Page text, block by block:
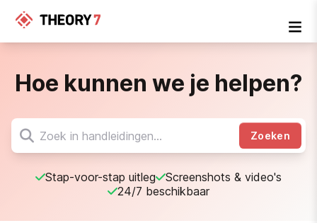
Hoe kunnen we je helpen?
Zoeken
Stap-voor-stap uitleg
Screenshots & video's
24/7 beschikbaar